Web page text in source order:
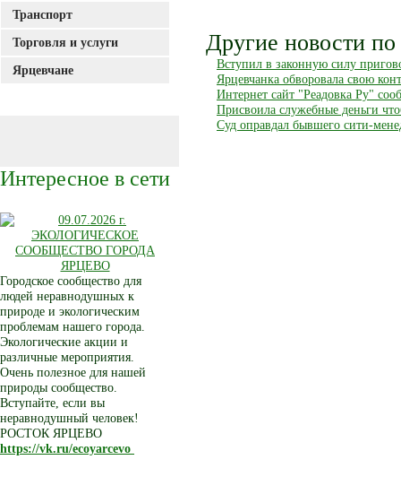
Другие новости по
Вступил в законную силу
Ярцевчанка обворовала свою
Интернет сайт "Реадовка Ру"
Присвоила служебные деньги
Суд оправдал бывшего сити-
Транспорт
Торговля и услуги
Ярцевчане
Интересное в сети
Городское сообщество для
людей неравнодушных к
природе и экологическим
проблемам нашего города.
Экологические акции и
различные мероприятия.
Очень полезное для нашей
природы сообщество.
Вступайте, если вы
неравнодушный человек!
РОСТОК ЯРЦЕВО
https://vk.ru/ecoyarcevo